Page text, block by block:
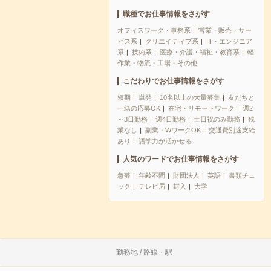
職種でお仕事情報をさがす
オフィスワーク・事務系
営業・販売・サー
ビス系
クリエイティブ系
IT・エンジニア
系
技術系 医療・介護・福祉・教育系
軽
作業・物流・工場・その他
こだわりでお仕事情報をさがす
短期 単発 10名以上の大量募集
友だちと
一緒の応募OK
在宅・リモートワーク
週2
～3日勤務
週4日勤務 土日祝のみ勤務
残
業なし
副業・WワークOK
交通費別途支給
あり
語学力が活かせる
人気のワードでお仕事情報をさがす
急募 年齢不問 財団法人 英語
書類チェ
ック
テレビ局 封入 大学
勤務地 / 路線・駅